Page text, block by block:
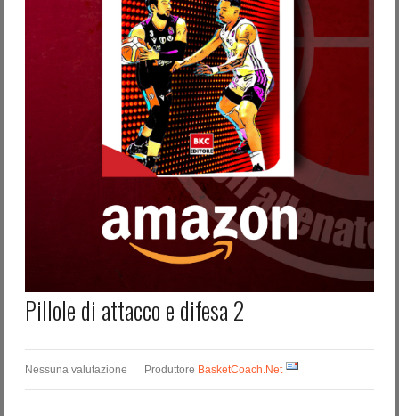
Pillole di attacco e difesa 2
Nessuna valutazione Produttore BasketCoach.Net